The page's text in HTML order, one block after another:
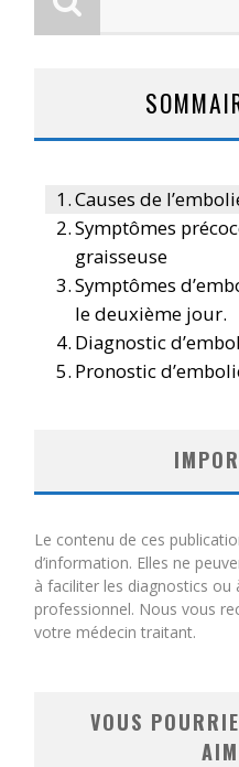
Causes de
Symptômes
graisseuse
Symptômes
le deuxième jour.
Diagnostic
Pronostic
Le contenu de ces
d’information. Elles ne
à faciliter les diagnostics ou
professionnel. Nous vous
votre médecin traitant.
VOUS